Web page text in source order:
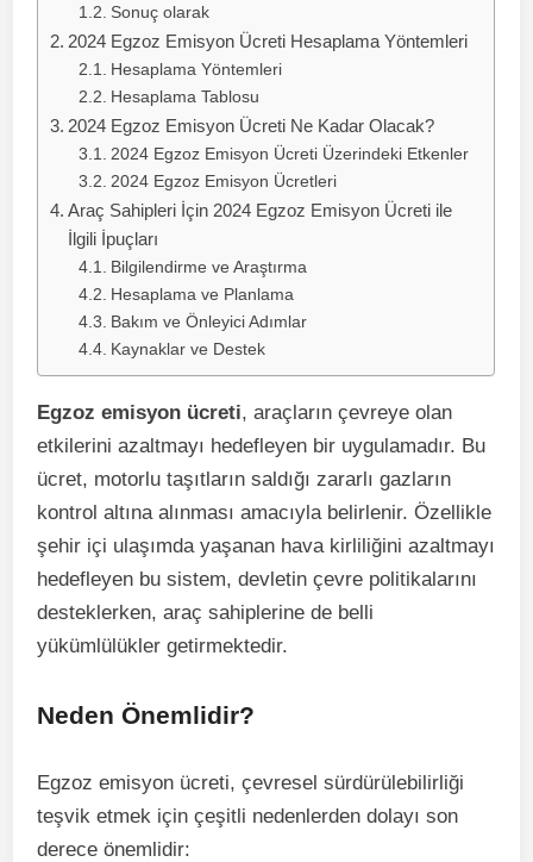
Sonuç olarak
2024 Egzoz Emisyon Ücreti Hesaplama Yöntemleri
Hesaplama Yöntemleri
Hesaplama Tablosu
2024 Egzoz Emisyon Ücreti Ne Kadar Olacak?
2024 Egzoz Emisyon Ücreti Üzerindeki Etkenler
2024 Egzoz Emisyon Ücretleri
Araç Sahipleri İçin 2024 Egzoz Emisyon Ücreti ile
İlgili İpuçları
Bilgilendirme ve Araştırma
Hesaplama ve Planlama
Bakım ve Önleyici Adımlar
Kaynaklar ve Destek
Egzoz emisyon ücreti, araçların çevreye olan
etkilerini azaltmayı hedefleyen bir uygulamadır. Bu
ücret, motorlu taşıtların saldığı zararlı gazların
kontrol altına alınması amacıyla belirlenir. Özellikle
şehir içi ulaşımda yaşanan hava kirliliğini azaltmayı
hedefleyen bu sistem, devletin çevre politikalarını
desteklerken, araç sahiplerine de belli
yükümlülükler getirmektedir.
Neden Önemlidir?
Egzoz emisyon ücreti, çevresel sürdürülebilirliği
teşvik etmek için çeşitli nedenlerden dolayı son
derece önemlidir: